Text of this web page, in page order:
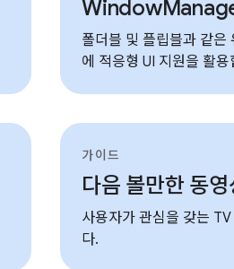
폴더블 및 플립블과 같은
에 적응형 UI 지원을 활용
가이드
다음 볼만한 동영
사용자가 관심을 갖는
다.